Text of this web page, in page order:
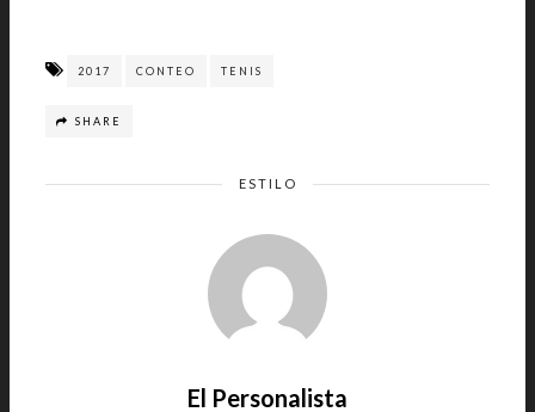
2017 CONTEO TENIS
SHARE
ESTILO
El Personalista